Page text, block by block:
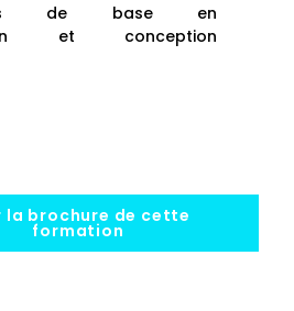
de base en
et conception
la brochure de cette
formation